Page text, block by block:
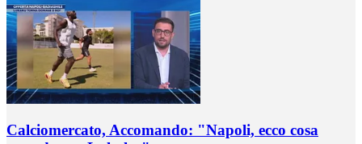
Calciomercato, Accomando: "Napoli, ecco cosa